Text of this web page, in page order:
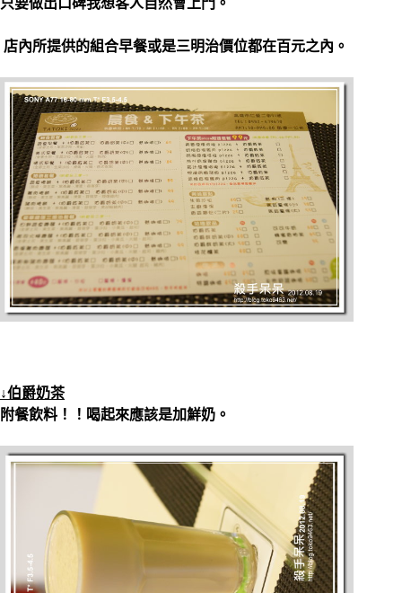
店內所提供的組合早餐或是三明治價位都在百元之內。
↓伯爵奶茶
附餐飲料！！喝起來應該是加鮮奶。